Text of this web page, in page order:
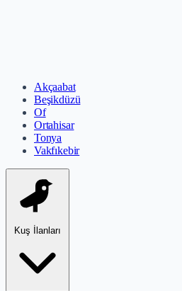
Akçaabat
Beşikdüzü
Of
Ortahisar
Tonya
Vakfıkebir
Kuş İlanları